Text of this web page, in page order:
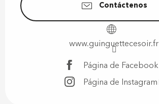
Contáctenos
www.guinguettecesoir.fr
Página de Facebook
Página de Instagram